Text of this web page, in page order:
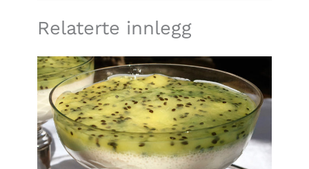
Relaterte innlegg